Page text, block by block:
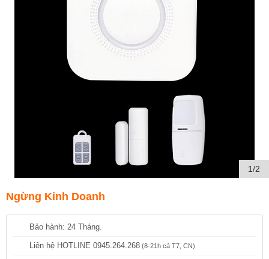
1/2
Ngừng Kinh Doanh
Bảo hành: 24 Tháng.
Liên hệ HOTLINE 0945.264.268 (8-21h cả T7, CN)